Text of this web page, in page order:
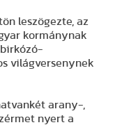
leszögezte, az
kormánynak
világversenynek
arany-,
nyert a